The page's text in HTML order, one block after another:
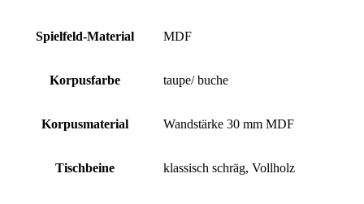
Spielfeld-Material MDF
Korpusfarbe taupe/ buche
Korpusmaterial Wandstärke 30 mm MDF
Tischbeine klassisch schräg, Vollholz